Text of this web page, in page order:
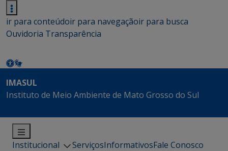
ir para conteúdoir para navegaçãoir para busca
Ouvidoria Transparência
IMASUL
Instituto de Meio Ambiente de Mato Grosso do Sul
Institucional ServiçosInformativosFale Conosco